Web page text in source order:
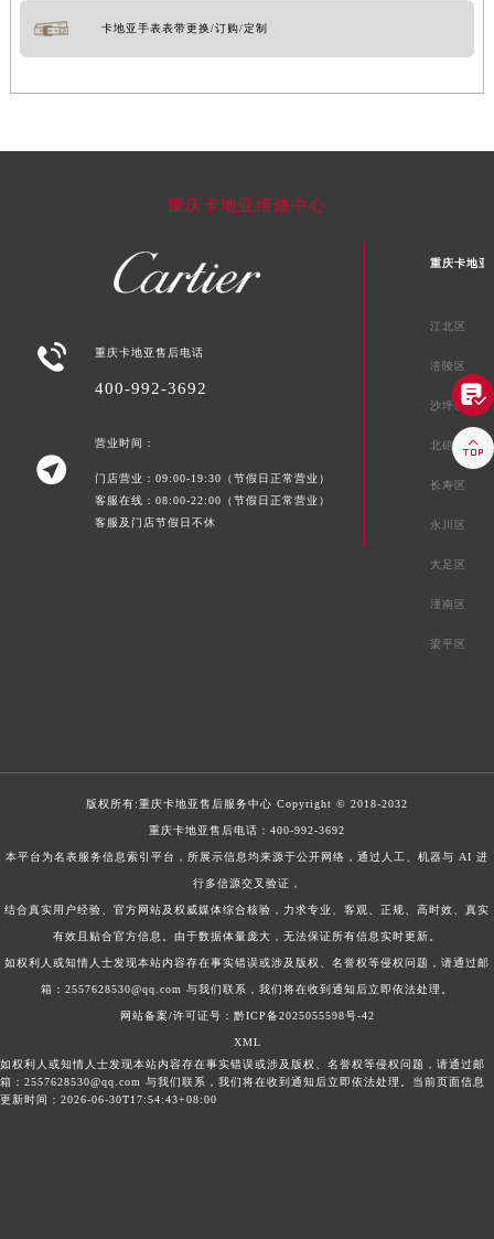
卡地亚手表表带更换/订购/定制
重庆卡地亚维修中心
 重庆卡地亚售后电话
400-992-3692

营业时间：
门店营业：09:00-19:30（节假日正常营业）
客服在线：08:00-22:00（节假日正常营业）
客服及门店节假日不休
重庆卡地亚
江北区
涪陵区
沙坪坝区
北碚区
长寿区
永川区
大足区
潼南区
梁平区
版权所有:重庆卡地亚售后服务中心 Copyright © 2018-2032
重庆卡地亚售后电话： 400-992-3692
本平台为名表服务信息索引平台，所展示信息均来源于公开网络，通过人工、机器与 AI 进
行多信源交叉验证，
结合真实用户经验、官方网站及权威媒体综合核验，力求专业、客观、正规、高时效、真实
有效且贴合官方信息。由于数据体量庞大，无法保证所有信息实时更新。
如权利人或知情人士发现本站内容存在事实错误或涉及版权、名誉权等侵权问题，请通过邮
箱：2557628530@qq.com 与我们联系，我们将在收到通知后立即依法处理。
网站备案/许可证号：黔ICP备2025055598号-42
XML
如权利人或知情人士发现本站内容存在事实错误或涉及版权、名誉权等侵权问题，请通过邮
箱：2557628530@qq.com 与我们联系，我们将在收到通知后立即依法处理。当前页面信息
更新时间：2026-06-30T17:54:43+08:00

